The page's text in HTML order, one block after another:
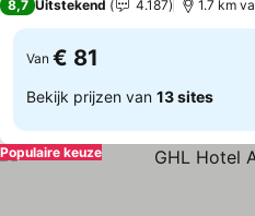
8,7 Uitstekend 4.187 1.7 km
Van € 81
Bekijk prijzen van 13 sites
Populaire keuze